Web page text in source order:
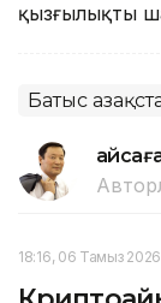
қызғылықты
Батыс
18:16, 06 Тамыз 2026